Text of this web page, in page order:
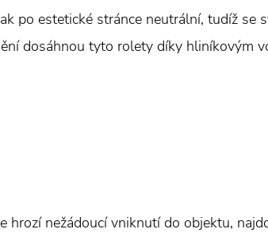
po estetické stránce neutrální, tudíž se
dosáhnou tyto rolety díky hliníkovým
hrozí nežádoucí vniknutí do objektu,